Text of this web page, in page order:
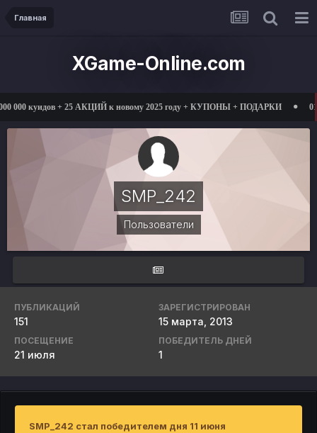
Главная
XGame-Online.com
000 куидов + 25 АКЦИЙ к новому 2025 году + КУПОНЫ + ПОДАРКИ
SMP_242
Пользователи
ПУБЛИКАЦИЙ
151
ЗАРЕГИСТРИРОВАН
15 марта, 2013
ПОСЕЩЕНИЕ
21 июля
ПОБЕДИТЕЛЬ ДНЕЙ
1
SMP_242 стал победителем дня 11 июня